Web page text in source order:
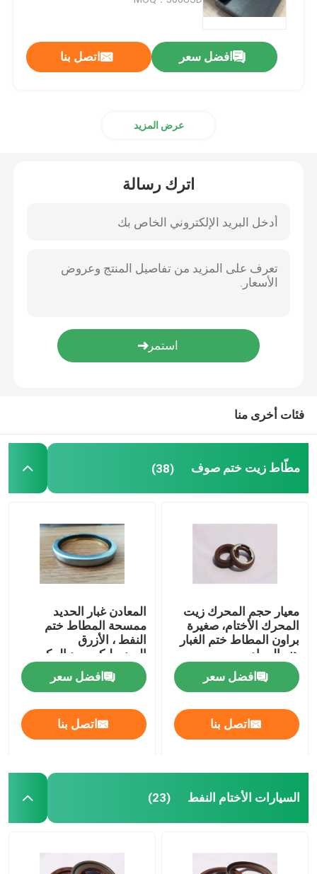
غسالة ختم
بتف شقة غسالة
أجزاء المطاط مصبوب
المعادن ختم غسالة
المثبتات المعدنية والسحابات
ختم رمح الميكانيكية
الأختام صمام الجذعية النفط
أجزاء إصلاح المحرك
افضل سعر اتصل بنا
عرض المزيد
اترك رسالة
فئات أخرى منا
مطّاط زيت ختم صوف (38)
معيار حجم المحرك زيت
المحرك الأختام، صغيرة
براون المطاط ختم الغبار
هنر المواد
افضل سعر
اتصل بنا
المعادن غبار الحديد
ممسحة المطاط ختم
النفط ، الأزرق
الهيدروليكي رود المكبس
ختم
افضل سعر
اتصل بنا
السيارات الأختام النفط (23)